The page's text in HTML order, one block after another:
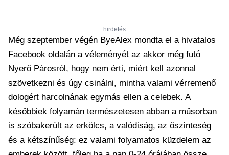
hirdetés
Még szeptember végén ByeAlex mondta el a hivatalos
Facebook oldalán a véleményét az akkor még futó
Nyerő Párosról, hogy nem érti, miért kell azonnal
szövetkezni és úgy csinálni, mintha valami vérremenő
dologért harcolnának egymás ellen a celebek. A
későbbiek folyamán természetesen abban a műsorban
is szóbakerült az erkölcs, a valódiság, az őszinteség
és a kétszínűség: ez valami folyamatos küzdelem az